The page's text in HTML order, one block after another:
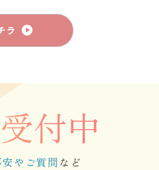
ラ
付中
安やご質問 など